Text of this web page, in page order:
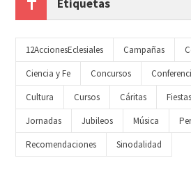
Etiquetas
12AccionesEclesiales Campañas
Ciencia y Fe
Concursos
Cultura
Cursos Cáritas Fiestas
Jornadas
Jubileos Música
Recomendaciones
Sinodalidad